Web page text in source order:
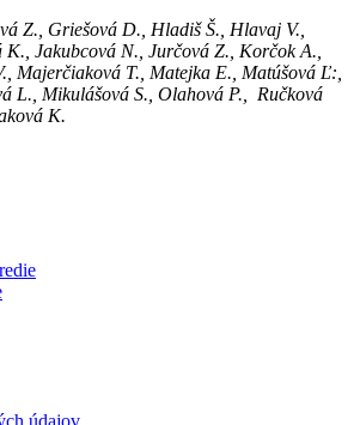
Z., Griešová D., Hladiš Š., Hlavaj V.,
Jakubcová N., Jurčová Z., Korčok A.,
Majerčiaková T., Matejka E., Matúšová Ľ:,
L., Mikulášová S., Olahová P., Ručková
K.